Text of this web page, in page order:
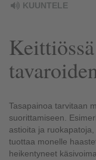
KUUNTELE
Tasapainoa tarvitaan
suorittamiseen.
astioita ja
tuottaa monelle
heikentyneet